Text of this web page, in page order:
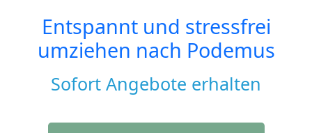
Entspannt und stressfrei
umziehen nach Podemus
Sofort Angebote erhalten